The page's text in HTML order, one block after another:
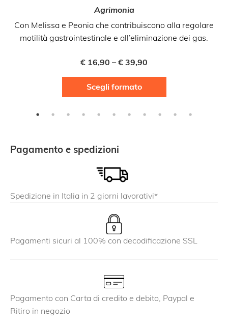
Agrimonia
Con Melissa e Peonia che contribuiscono alla regolare
motilità gastrointestinale e all’eliminazione dei gas.
€ 16,90 – € 39,90
Scegli formato
prodotto
Pagamento e spedizioni
Spedizione in Italia in 2 giorni lavorativi*
Pagamenti sicuri al 100% con decodificazione SSL
Pagamento con Carta di credito e debito, Paypal e
Ritiro in negozio